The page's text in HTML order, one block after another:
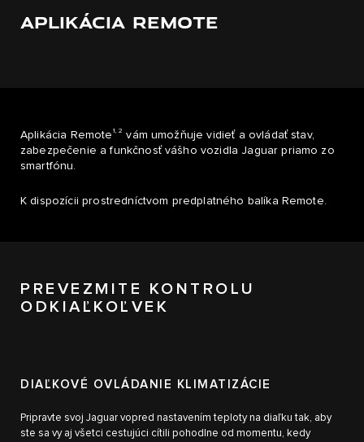
APLIKÁCIA REMOTE
Aplikácia Remote 1, 2 vám umožňuje vidieť a ovládať stav,
zabezpečenie a funkčnosť vášho vozidla Jaguar priamo zo
smartfónu.
K dispozícii prostredníctvom predplatného balíka Remote.
PREVEZMITE KONTROLU
ODKIAĽKOĽVEK
DIAĽKOVÉ OVLÁDANIE KLIMATIZÁCIE
Pripravte svoj Jaguar vopred nastavením teploty na diaľku tak, aby
ste sa vy aj všetci cestujúci cítili pohodlne od momentu, kedy